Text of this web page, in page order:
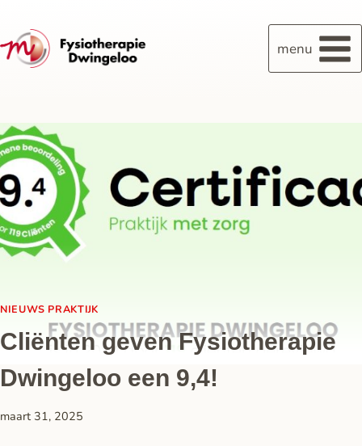
menu
NIEUWS PRAKTIJK
Cliënten geven Fysiotherapie
Dwingeloo een 9,4!
maart 31, 2025